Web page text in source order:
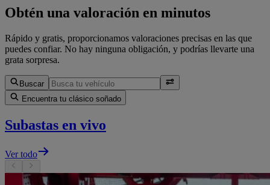
Obtén una valoración en minutos
Rápido y gratis, proporcionamos valoraciones precisas en las que
puedes confiar. No hay ninguna obligación, y podrías llevarte una
grata sorpresa.
Buscar
Encuentra tu clásico soñado
Subastas en vivo
Ver todo